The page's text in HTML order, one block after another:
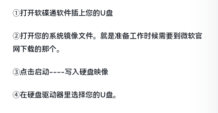
①打开软碟通软件插上您的U盘
②打开您的系统镜像文件。就是准备工作时候需要到微软官
网下载的那个。
③点击启动----写入硬盘映像
④在硬盘驱动器里选择您的U盘。